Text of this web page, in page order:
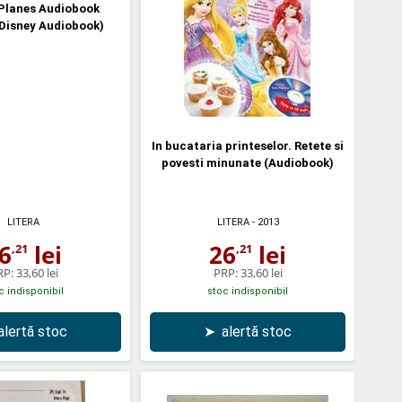
Audiobook
Audiobook)
LITERA
,21 lei
33,60 lei
indisponibil
stoc
In bucataria printeselor. Retete si
povesti minunate (Audiobook)
LITERA- 2013
26,21 lei
PRP:33,60 lei
stoc indisponibil
➤ alertă stoc